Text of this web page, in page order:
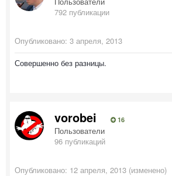
792 публикации
Опубликовано: 3 апреля, 2013
Совершенно без разницы.
vorobei 16
Пользователи
96 публикаций
Опубликовано: 12 апреля, 2013 (изменено)